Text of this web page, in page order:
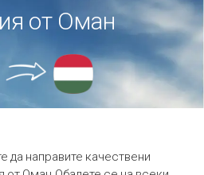
от Оман
да направите качествени